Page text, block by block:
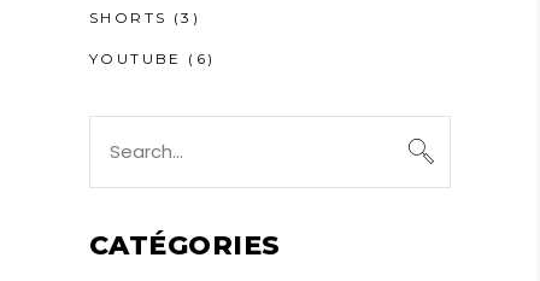
SHORTS (3)
YOUTUBE (6)
for:
CATÉGORIES